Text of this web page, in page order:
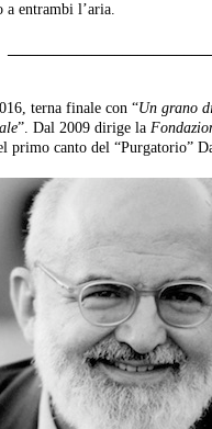
entrambi l’aria.
terna finale con “Un grano
”. Dal 2009 dirige la
primo canto del “Purgatorio”